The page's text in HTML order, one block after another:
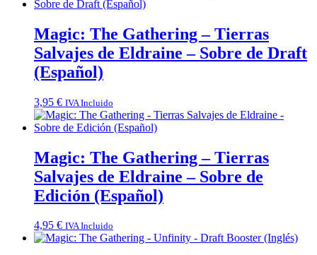
Magic: The Gathering – Tierras
Salvajes de Eldraine – Sobre de Draft
(Español)
3,95 € IVA Incluido
Magic: The Gathering – Tierras
Salvajes de Eldraine – Sobre de
Edición (Español)
4,95 € IVA Incluido